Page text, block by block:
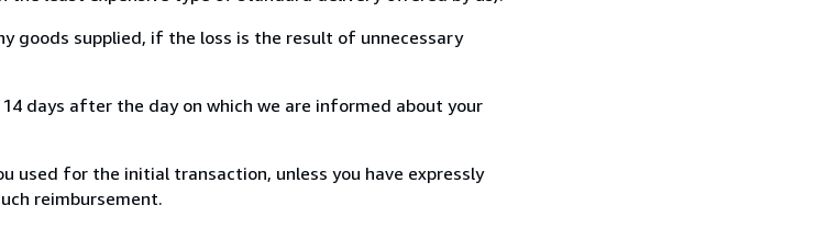
goods supplied, if the loss is the result of unnecessary
days after the day on which we are informed about your
used for the initial transaction, unless you have expressly
reimbursement.